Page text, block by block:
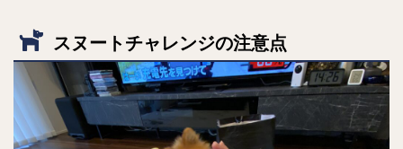
スヌートチャレンジの注意点